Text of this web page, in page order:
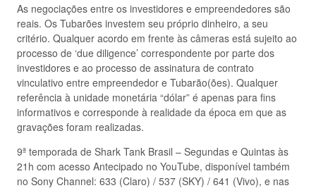
As negociações entre os investidores e empreendedores são
reais. Os Tubarões investem seu próprio dinheiro, a seu
critério. Qualquer acordo em frente às câmeras está sujeito ao
processo de ‘due diligence’ correspondente por parte dos
investidores e ao processo de assinatura de contrato
vinculativo entre empreendedor e Tubarão(ões). Qualquer
referência à unidade monetária “dólar” é apenas para fins
informativos e corresponde à realidade da época em que as
gravações foram realizadas.
9ª temporada de Shark Tank Brasil – Segundas e Quintas às
21h com acesso Antecipado no YouTube, disponível também
no Sony Channel: 633 (Claro) / 537 (SKY) / 641 (Vivo), e nas